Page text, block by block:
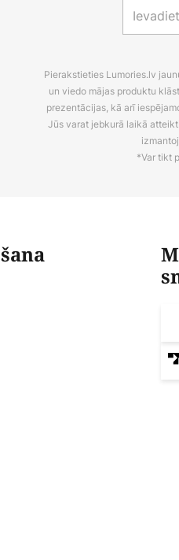
Pierakstieties Lumories.lv
un viedo mājas produktu
prezentācijas, kā arī
Jūs varat jebkurā laikā
*Var tikt